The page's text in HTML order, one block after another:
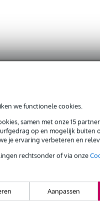
we functionele cookies.
samen met onze 15
op en mogelijk buiten
je ervaring verbeteren en
rechtsonder of via onze
Aanpassen